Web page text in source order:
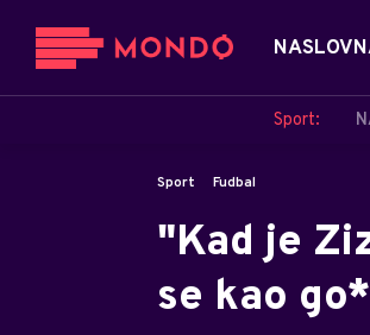
Sport:
Sport Fudbal
"Kad je
se kao